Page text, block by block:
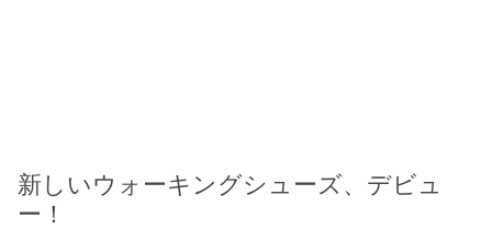
新しいウォーキングシューズ、デビュ
ー！